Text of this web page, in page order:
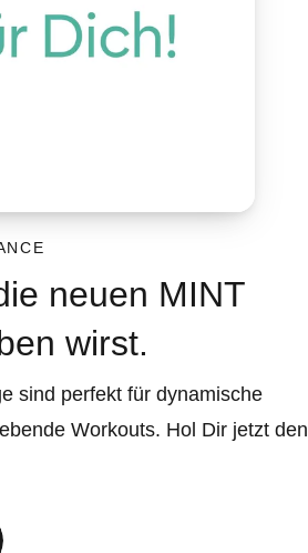
neuen MINT
wirst.
sind perfekt für dynamische
Workouts. Hol Dir jetzt den